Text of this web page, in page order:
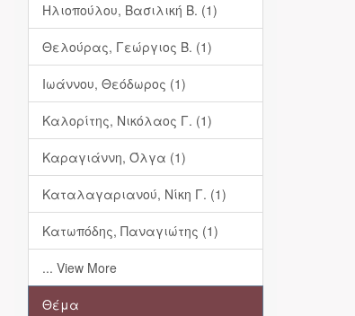
Ηλιοπούλου, Βασιλική Β. (1)
Θελούρας, Γεώργιος Β. (1)
Ιωάννου, Θεόδωρος (1)
Καλορίτης, Νικόλαος Γ. (1)
Καραγιάννη, Όλγα (1)
Καταλαγαριανού, Νίκη Γ. (1)
Κατωπόδης, Παναγιώτης (1)
... View More
Θέμα